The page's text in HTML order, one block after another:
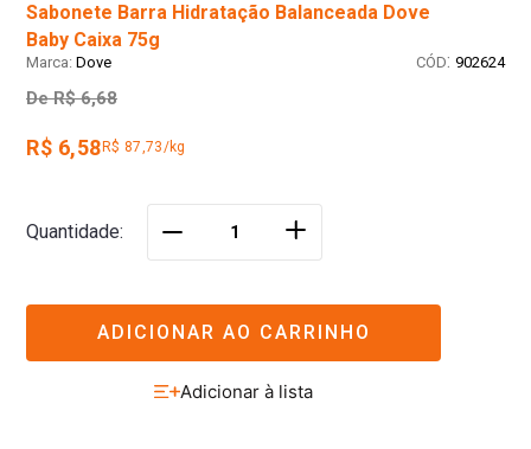
Sabonete Barra Hidratação Balanceada Dove
Baby Caixa 75g
Dove : 902624
De R$ 6,68
R$ 6,58 R$ 87,73/kg
Quantidade ＋
ADICIONAR AO CARRINHO